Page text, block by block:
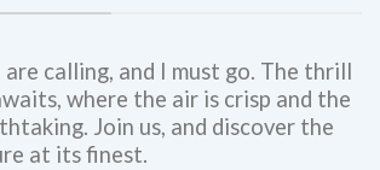
calling, and I must go. The thrill
where the air is crisp and the
Join us, and discover the
at its finest.